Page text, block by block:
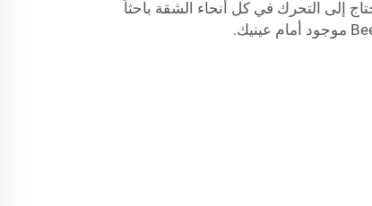
تحتاج إلى التحرك في كل أنحاء الشقة باحثاً